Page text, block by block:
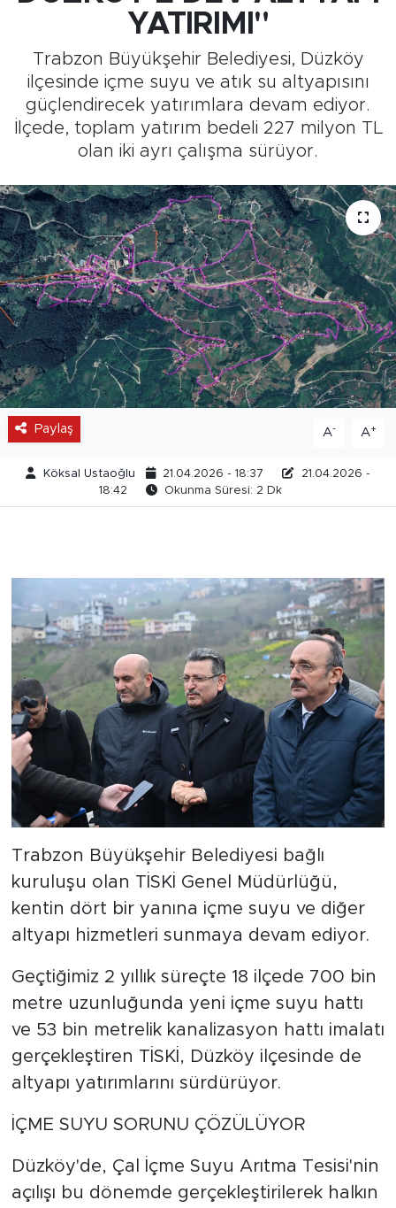
YATIRIMI"
Trabzon Büyükşehir Belediyesi, Düzköy
ilçesinde içme suyu ve atık su altyapısını
güçlendirecek yatırımlara devam ediyor.
İlçede, toplam yatırım bedeli 227 milyon TL
olan iki ayrı çalışma sürüyor.
Paylaş A- A+
Köksal Ustaoğlu 21.04.2026 - 18:37
21.04.2026 -
18:42
Okunma Süresi: 2 Dk
Trabzon Büyükşehir Belediyesi bağlı
kuruluşu olan TİSKİ Genel Müdürlüğü,
kentin dört bir yanına içme suyu ve diğer
altyapı hizmetleri sunmaya devam ediyor.
Geçtiğimiz 2 yıllık süreçte 18 ilçede 700 bin
metre uzunluğunda yeni içme suyu hattı
ve 53 bin metrelik kanalizasyon hattı imalatı
gerçekleştiren TİSKİ, Düzköy ilçesinde de
altyapı yatırımlarını sürdürüyor.
İÇME SUYU SORUNU ÇÖZÜLÜYOR
Düzköy'de, Çal İçme Suyu Arıtma Tesisi'nin
açılışı bu dönemde gerçekleştirilerek halkın
Sağlık
Siyaset
GURBETTEN SILAYA
Foto Galeri
Köşe Yazarları
Manşet
Ulusal Son Dakika Haberleri